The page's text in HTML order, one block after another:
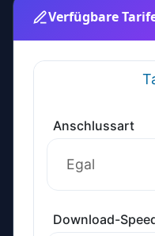
Verfügbare